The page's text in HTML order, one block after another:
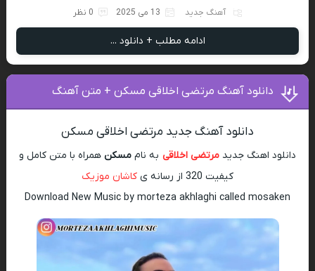
آهنگ جدید 13 می 2025 0 نظر
ادامه مطلب + دانلود ...
دانلود آهنگ مرتضی اخلاقی مسکن + متن آهنگ
دانلود آهنگ جدید مرتضی اخلاقی مسکن
دانلود اهنگ جدید مرتضی اخلاقی به نام مسکن همراه با متن کامل و
کیفیت 320 از رسانه ی
کاشان موزیک
Download New Music by morteza akhlaghi called mosaken